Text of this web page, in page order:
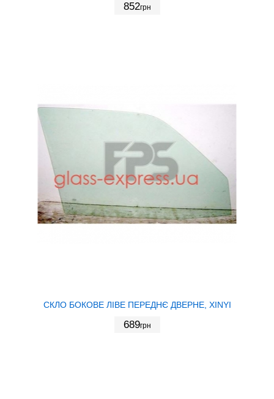
852грн
СКЛО БОКОВЕ ЛІВЕ ПЕРЕДНЄ ДВЕРНЕ, XINYI
689грн